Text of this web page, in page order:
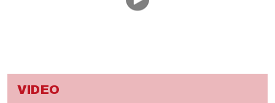
VIDEO